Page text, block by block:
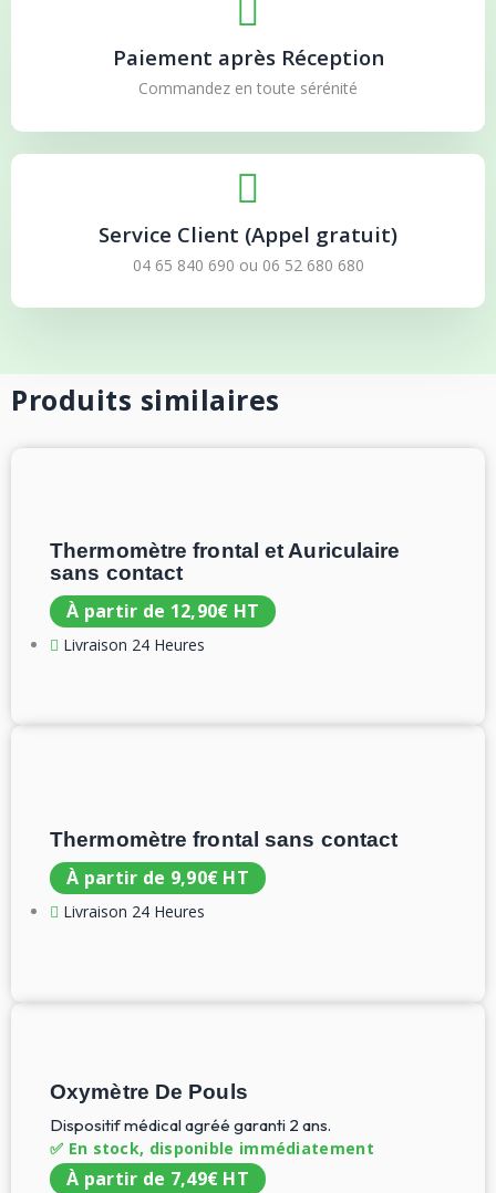
Paiement après Réception
Commandez en toute sérénité
Service Client (Appel gratuit)
04 65 840 690 ou 06 52 680 680
Produits similaires
Thermomètre frontal et Auriculaire
sans contact
À partir de 12,90€ HT
Livraison 24 Heures
Thermomètre frontal sans contact
À partir de 9,90€ HT
Livraison 24 Heures
Oxymètre De Pouls
Dispositif médical agréé garanti 2 ans.
✅ En stock, disponible immédiatement
À partir de 7,49€ HT